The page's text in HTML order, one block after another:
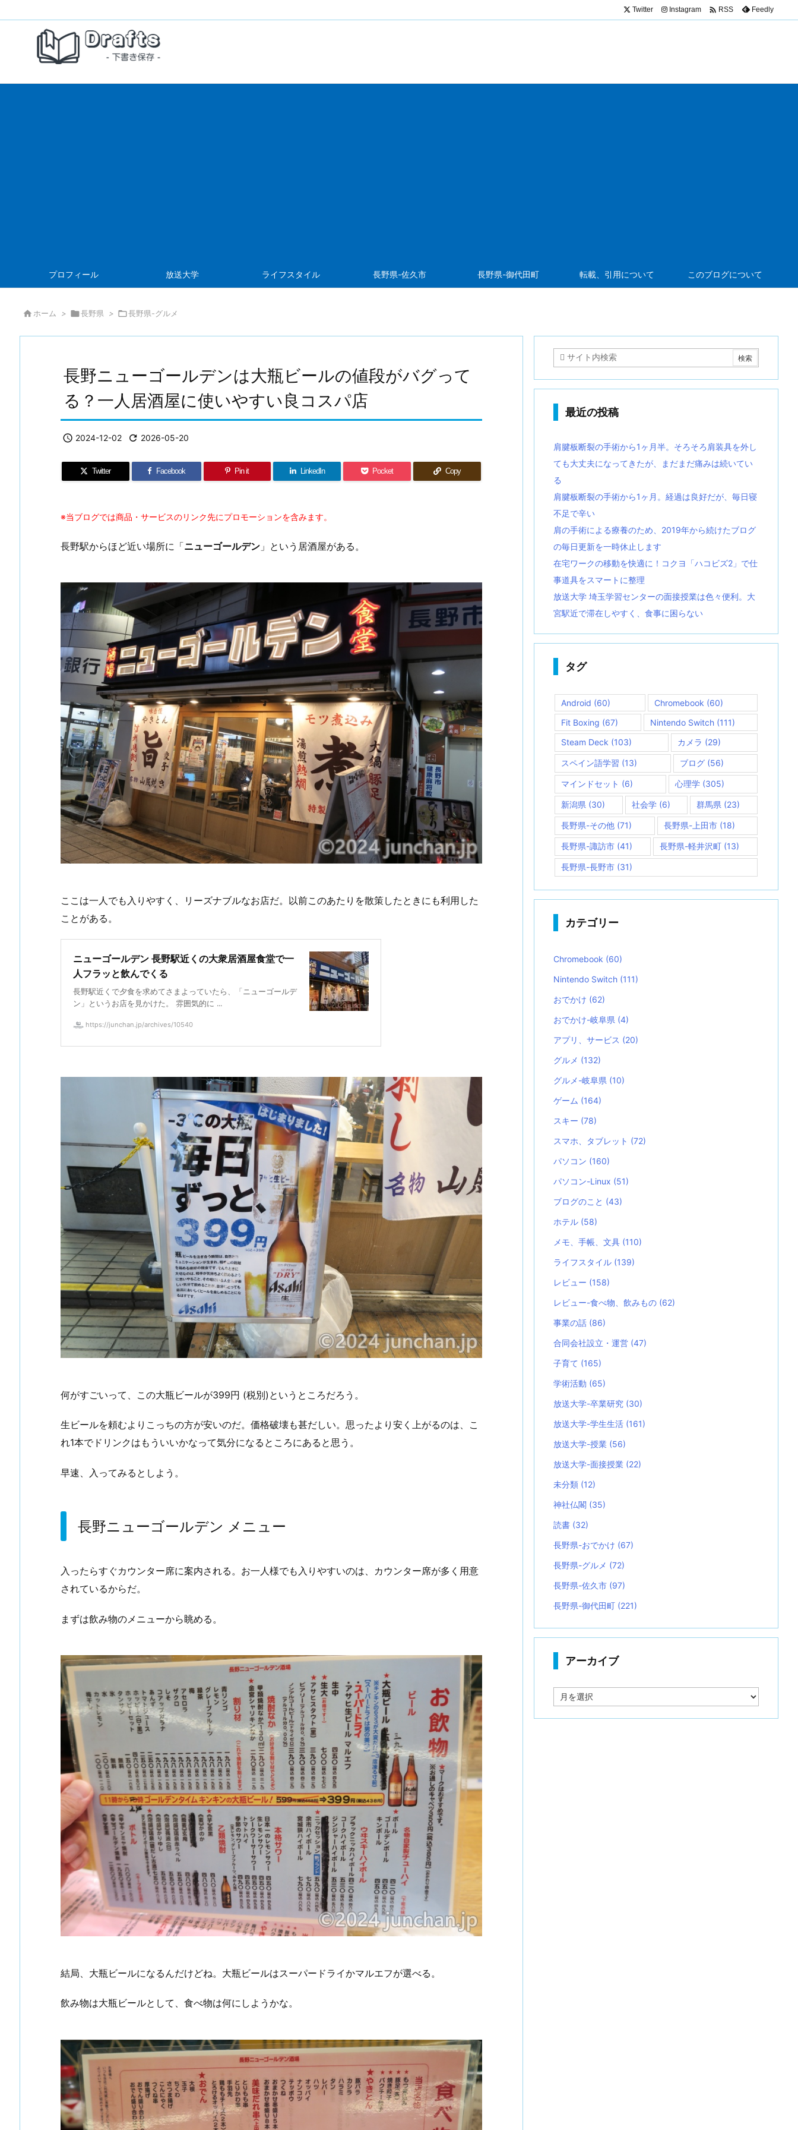
プロフィール 放送大学 ライフスタイル 長野県-佐久市 長野県-御代田町 転載、引用について このブログについて
Twitter Instagram  RSS Feedly
 ホーム > 長野県 > 長野県-グルメ
長野ニューゴールデンは大瓶ビールの値段がバグって
る？一人居酒屋に使いやすい良コスパ店
 2024-12-02  2026-05-20
Twitter Facebook Pin it LinkedIn Pocket Copy
※当ブログでは商品・サービスのリンク先にプロモーションを含みます。
長野駅からほど近い場所に「ニューゴールデン 」という居酒屋がある。
ここは一人でも入りやすく、リーズナブルなお店だ。以前このあたりを散策したときにも利用した
ことがある。
ニューゴールデン 長野駅近くの大衆居酒屋食堂で一
人フラッと飲んでくる
長野駅近くで夕食を求めてさまよっていたら、「ニューゴールデ
ン」というお店を見かけた。 雰囲気的に ...
https://junchan.jp/archives/10540
何がすごいって、この大瓶ビールが399円 (税別)というところだろう。
生ビールを頼むよりこっちの方が安いのだ。価格破壊も甚だしい。思ったより安く上がるのは、こ
れ1本でドリンクはもういいかなって気分になるところにあると思う。
早速、入ってみるとしよう。
長野ニューゴールデン メニュー
入ったらすぐカウンター席に案内される。お一人様でも入りやすいのは、カウンター席が多く用意
されているからだ。
まずは飲み物のメニューから眺める。
結局、大瓶ビールになるんだけどね。大瓶ビールはスーパードライかマルエフが選べる。
飲み物は大瓶ビールとして、食べ物は何にしようかな。
最近の投稿
肩腱板断裂の手術から1ヶ月半。そろそろ肩装具を外し
ても大丈夫になってきたが、まだまだ痛みは続いてい
る
肩腱板断裂の手術から1ヶ月。経過は良好だが、毎日寝
不足で辛い
肩の手術による療養のため、2019年から続けたブログ
の毎日更新を一時休止します
在宅ワークの移動を快適に！コクヨ「ハコビズ2」で仕
事道具をスマートに整理
放送大学 埼玉学習センターの面接授業は色々便利。大
宮駅近で滞在しやすく、食事に困らない
タグ
Android (60) Chromebook (60)
Fit Boxing (67) Nintendo Switch(111)
Steam Deck (103) カメラ (29)
スペイン語学習 (13) ブログ (56)
マインドセット (6) 心理学 (305)
新潟県 (30) 社会学(6) 群馬県 (23)
長野県-その他 (71) 長野県-上田市(18)
長野県-諏訪市 (41) 長野県-軽井沢町 (13)
長野県-長野市 (31)
カテゴリー
Chromebook (60)
Nintendo Switch (111)
おでかけ (62)
おでかけ-岐阜県 (4)
アプリ、サービス (20)
グルメ (132)
グルメ-岐阜県 (10)
ゲーム (164)
スキー (78)
スマホ、タブレット (72)
パソコン (160)
パソコン-Linux (51)
ブログのこと (43)
ホテル (58)
メモ、手帳、文具 (110)
ライフスタイル (139)
レビュー (158)
レビュー-食べ物、飲みもの (62)
事業の話 (86)
合同会社設立・運営 (47)
子育て (165)
学術活動 (65)
放送大学-卒業研究 (30)
放送大学-学生生活 (161)
放送大学-授業 (56)
放送大学-面接授業 (22)
未分類 (12)
神社仏閣 (35)
読書 (32)
長野県-おでかけ (67)
長野県-グルメ (72)
長野県-佐久市 (97)
長野県-御代田町 (221)
アーカイブ
ー